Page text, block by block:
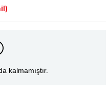
kalmamıştır.